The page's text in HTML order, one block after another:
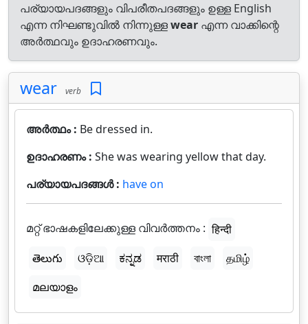
പര്യായപദങ്ങളും വിപരീതപദങ്ങളും ഉള്ള English
എന്ന നിഘണ്ടുവിൽ നിന്നുള്ളwear എന്ന വാക്കിന്റെ
അർത്ഥവും ഉദാഹരണവും.
wear verb
അർത്ഥം : Be dressed in.
ഉദാഹരണം : She was wearing yellow that day.
പര്യായപദങ്ങൾ : have on
മറ്റ് ഭാഷകളിലേക്കുള്ള വിവർത്തനം : हिन्दी
తెలుగు
ଓଡ଼ିଆ ಕನ್ನಡ मराठी বাংলা
தமிழ்
മലയാളം